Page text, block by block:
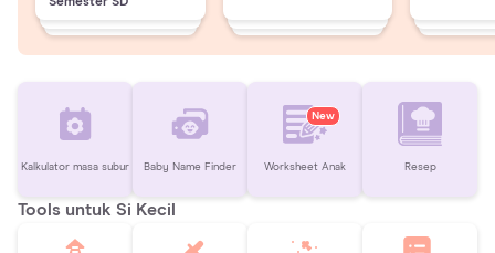
Kalkulator masa subur Baby Name Finder
New
Worksheet Anak Resep
Tools untuk Si Kecil